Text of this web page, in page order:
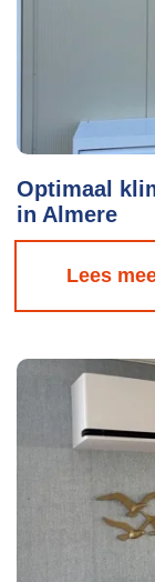
Optimaal
in Almere
Lees